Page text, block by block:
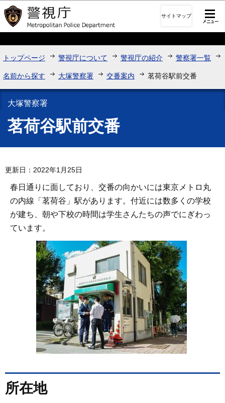
このページの本文へ移動
サイトマップ
トップページ 警視庁について 警視庁の紹介 警察署一覧
名前から探す 大塚警察署 交番案内 茗荷谷駅前交番
大塚警察署
茗荷谷駅前交番
更新日：2022年1月25日
春日通りに面しており、交番の向かいには東京メトロ丸
の内線「茗荷谷」駅があります。付近には数多くの学校
が建ち、朝や下校の時間は学生さんたちの声でにぎわっ
ています。
所在地